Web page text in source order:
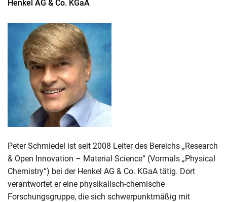
Henkel AG & Co. KGaA
Peter Schmiedel ist seit 2008 Leiter des Bereichs „Research
& Open Innovation – Material Science“ (Vormals „Physical
Chemistry“) bei der Henkel AG & Co. KGaA tätig. Dort
verantwortet er eine physikalisch-chemische
Forschungsgruppe, die sich schwerpunktmäßig mit